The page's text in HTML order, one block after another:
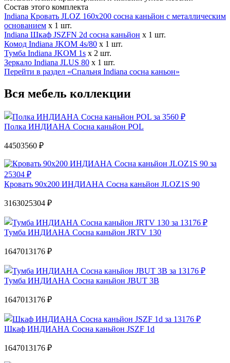
Состав этого комплекта
Indiana Кровать JLOZ 160х200 сосна каньйон с металлическим
основанием x 1 шт.
Indiana Шкаф JSZFN 2d сосна каньйон x 1 шт.
Комод Indiana JKOM 4s/80 x 1 шт.
Тумба Indiana JKOM 1s x 2 шт.
Зеркало Indiana JLUS 80 x 1 шт.
Перейти в раздел «Спальня Indiana сосна каньон»
Вся мебель коллекции
Полка ИНДИАНА Сосна каньйон POL
44503560 ₽
Кровать 90x200 ИНДИАНА Сосна каньйон JLOZ1S 90
3163025304 ₽
Тумба ИНДИАНА Сосна каньйон JRTV 130
1647013176 ₽
Тумба ИНДИАНА Сосна каньйон JBUT 3B
1647013176 ₽
Шкаф ИНДИАНА Сосна каньйон JSZF 1d
1647013176 ₽